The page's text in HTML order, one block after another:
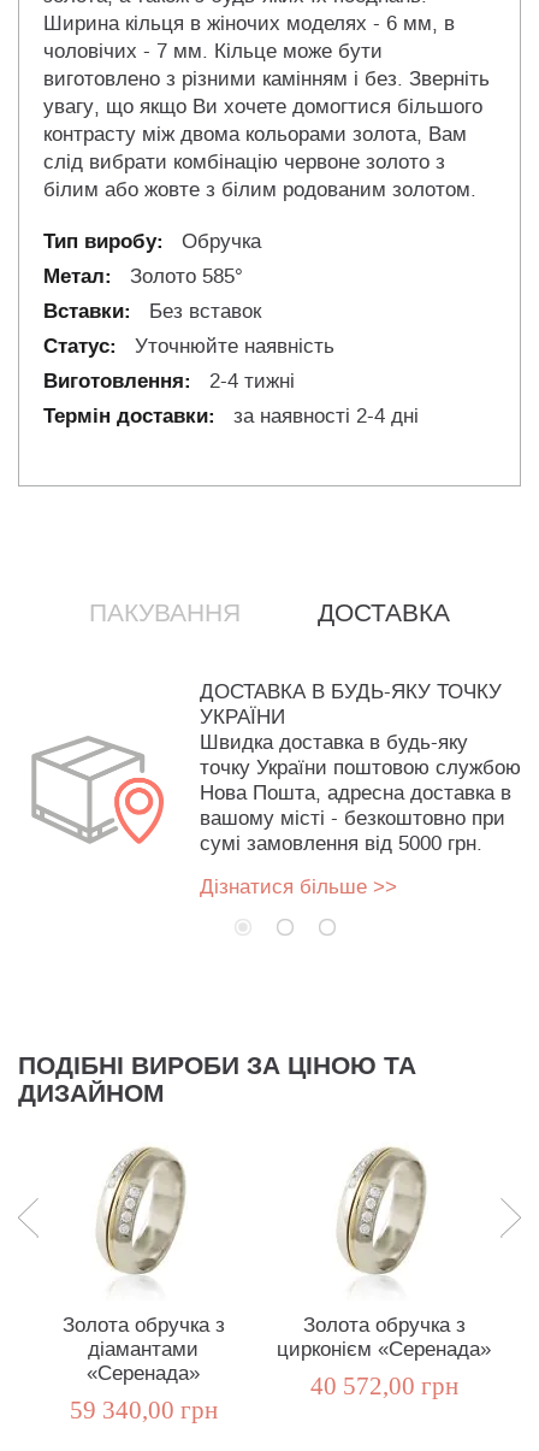
Ширина кільця в жіночих моделях - 6 мм, в
чоловічих - 7 мм. Кільце може бути
виготовлено з різними камінням і без. Зверніть
увагу, що якщо Ви хочете домогтися більшого
контрасту між двома кольорами золота, Вам
слід вибрати комбінацію червоне золото з
білим або жовте з білим родованим золотом.
Обручка
Золото 585°
Без вставок
Уточнюйте наявність
2-4 тижні
за наявності 2-4 дні
ПАКУВАННЯ ДОСТАВКА
ДОСТАВКА В БУДЬ-ЯКУ ТОЧКУ
УКРАЇНИ
Швидка доставка в будь-яку
точку України поштовою службою
Нова Пошта, адресна доставка в
вашому місті - безкоштовно при
сумі замовлення від 5000 грн.
Дізнатися більше >>
ПОДІБНІ ВИРОБИ ЗА ЦІНОЮ ТА
ДИЗАЙНОМ
Золота обручка з
діамантами
«Серенада»
59 340,00 грн
Золота обручка з
цирконієм «Серенада»
40 572,00 грн